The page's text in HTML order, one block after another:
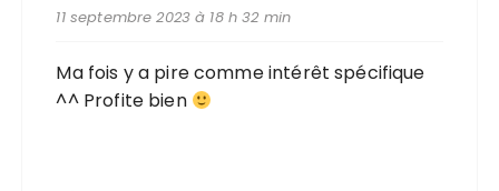
11 septembre 2023 à 18 h 32 min
Ma fois y a pire comme intérêt spécifique
^^ Profite bien